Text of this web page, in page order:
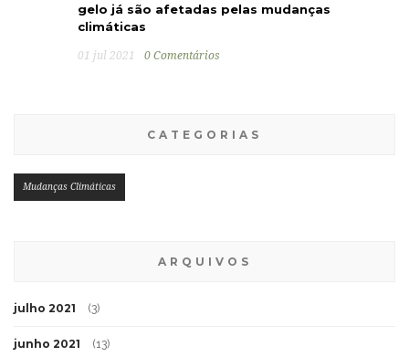
gelo já são afetadas pelas mudanças
climáticas
01 jul 2021 0 Comentários
CATEGORIAS
Mudanças Climáticas
ARQUIVOS
julho 2021 (3)
junho 2021 (13)